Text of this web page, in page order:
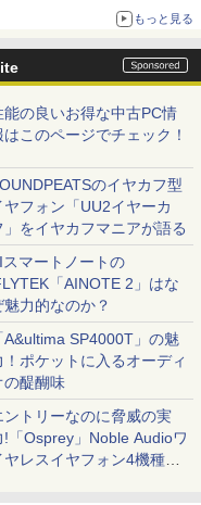
ちクッション」など今年だけの
もっと見る
能の良いお得な中古PC情
はこのページでチェック！
のイヤカフ型
ヤフォン「UU2イヤーカ
」をイヤカフマニアが語る
スマートノートの
「AINOTE 2」はな
魅力的なのか？
A&ultima SP4000T」の魅
！ポケットに入るオーディ
の醍醐味
ントリーなのに脅威の実
!「Osprey」Noble Audioワ
ヤレスイヤフォン4機種を